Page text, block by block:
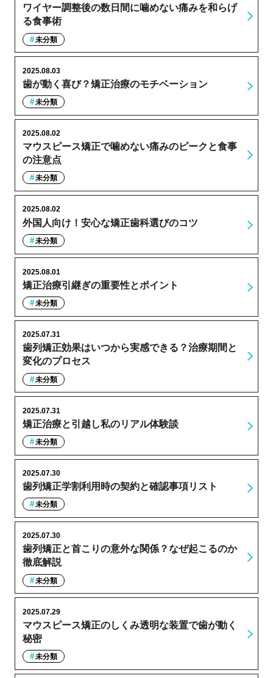
ワイヤー調整後の数日間に噛めない痛みを和らげ
る食事術
未分類
歯が動く喜び？矯正治療のモチベーション
2025.08.03
未分類
マウスピース矯正で噛めない痛みのピークと食事
の注意点
2025.08.02
未分類
外国人向け！安心な矯正歯科選びのコツ
2025.08.02
未分類
矯正治療引継ぎの重要性とポイント
2025.08.01
未分類
歯列矯正効果はいつから実感できる？治療期間と
変化のプロセス
2025.07.31
未分類
矯正治療と引越し私のリアル体験談
2025.07.31
未分類
歯列矯正学割利用時の契約と確認事項リスト
2025.07.30
未分類
歯列矯正と首こりの意外な関係？なぜ起こるのか
徹底解説
2025.07.30
未分類
マウスピース矯正のしくみ透明な装置で歯が動く
秘密
2025.07.29
未分類